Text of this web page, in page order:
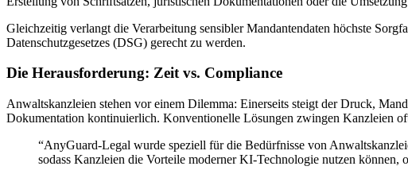
Gleichzeitig verlangt die Verarbeitung sensibler Mandantendaten höchste
Datenschutzgesetzes (DSG) gerecht zu werden.
Die Herausforderung: Zeit vs. Compliance
Anwaltskanzleien stehen vor einem Dilemma: Einerseits steigt der Druck,
Dokumentation kontinuierlich. Konventionelle Lösungen zwingen Kanzleien
“AnyGuard-Legal wurde speziell für die Bedürfnisse von
sodass Kanzleien die Vorteile moderner KI-Technologie nutzen können,